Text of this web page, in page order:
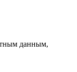
данным,